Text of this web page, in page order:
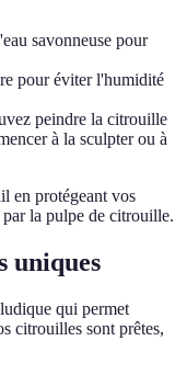
savonneuse pour
pour éviter l'humidité
peindre la citrouille
à la sculpter ou à
en protégeant vos
par la pulpe de citrouille.
uniques
qui permet
citrouilles sont prêtes,